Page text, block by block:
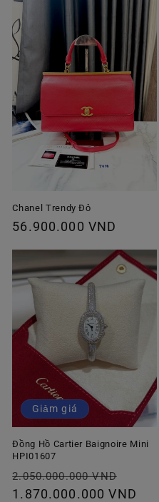
Chanel Trendy Đỏ
Giá
thường
56.900.000 VND
Giảm giá
Đồng Hồ Cartier Baignoire Mini
HPI01607
Giá
thông
2.050.000.000 VND
ưu
1.870.000.000 VND